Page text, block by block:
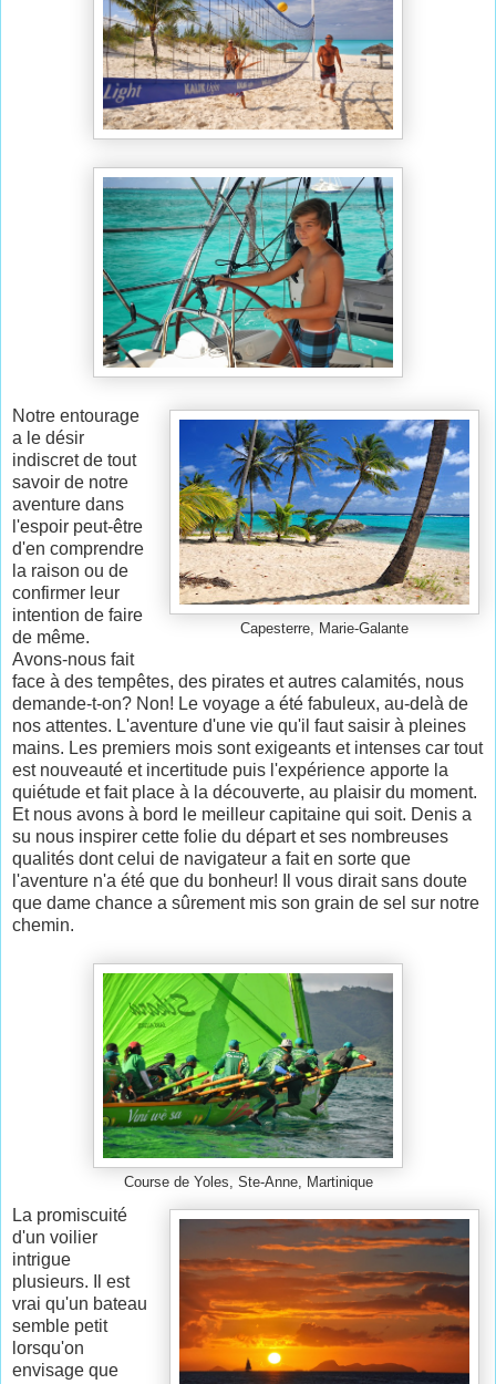
Capesterre, Marie-Galante
Notre entourage
a le désir
indiscret de tout
savoir de notre
aventure dans
l'espoir peut-être
d'en comprendre
la raison ou de
confirmer leur
intention de faire
de même.
Avons-nous fait
face à des tempêtes, des pirates et autres calamités, nous
demande-t-on? Non! Le voyage a été fabuleux, au-delà de
nos attentes. L'aventure d'une vie qu'il faut saisir à pleines
mains. Les premiers mois sont exigeants et intenses car tout
est nouveauté et incertitude puis l'expérience apporte la
quiétude et fait place à la découverte, au plaisir du moment.
Et nous avons à bord le meilleur capitaine qui soit. Denis a
su nous inspirer cette folie du départ et ses nombreuses
qualités dont celui de navigateur a fait en sorte que
l'aventure n'a été que du bonheur! Il vous dirait sans doute
que dame chance a sûrement mis son grain de sel sur notre
chemin.
Course de Yoles, Ste-Anne, Martinique
La promiscuité
d'un voilier
intrigue
plusieurs. Il est
vrai qu'un bateau
semble petit
lorsqu'on
envisage que